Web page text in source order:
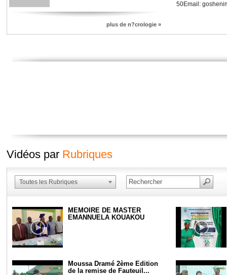
plus de n?crologie »
50Email:
Vidéos par Rubriques
Toutes les Rubriques
MEMOIRE DE MASTER
EMANNUELA KOUAKOU
Moussa Dramé 2ème Edition
de la remise de Fauteuil...